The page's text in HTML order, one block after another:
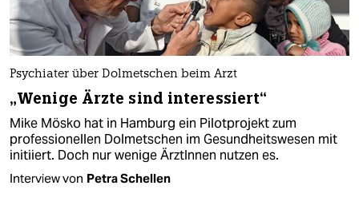
Psychiater über Dolmetschen beim Arzt
„Wenige Ärzte sind interessiert“
Mike Mösko hat in Hamburg ein Pilotprojekt zum
professionellen Dolmetschen im Gesundheitswesen mit
initiiert. Doch nur wenige ÄrztInnen nutzen es.
Interview von Petra Schellen